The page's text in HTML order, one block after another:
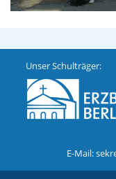
Unser Schulträger:
E-Mail: